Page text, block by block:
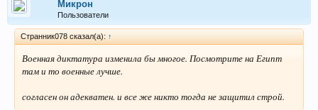
Микрон
Пользователи
Странник078 сказал(а): ↑
Военная диктатура изменила бы многое. Посмотрите на Египт
там и то военные лучше.
согласен он адекватен. и все же никто тогда не защитил строй.